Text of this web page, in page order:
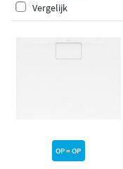
Vergelijk
OP = OP